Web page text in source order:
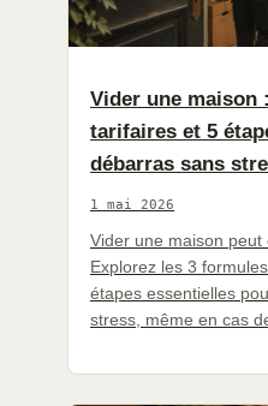
Vider une maison
tarifaires et 5
débarras sans
1 mai 2026
Vider une maison peut
Explorez les 3
étapes essentielles
stress, même en cas